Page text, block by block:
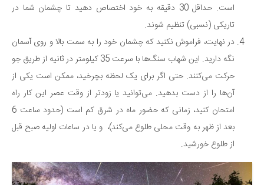
است. حداقل 30 دقیقه به خود اختصاص دهید تا چشمان شما در
تاریکی (نسبی) تنظیم شوند.
در نهایت، فراموش نکنید که چشمان خود را به سمت بالا و روی آسمان
نگه دارید. این شهاب سنگ‌ها با سرعت 35 کیلومتر در ثانیه از طریق جو
حرکت می‌کنند. حتی اگر برای یک لحظه بچرخید، ممکن است یکی از
آن‌ها را از دست بدهید. می‌توانید یا زودتر از وقت عصر این کار راه
امتحان کنید، زمانی که حضور ماه در شرق کم است (حدود ساعت 6
بعد از ظهر به وقت محلی طلوع می‌کند)، و یا در ساعات اولیه صبح قبل
از طلوع خورشید.